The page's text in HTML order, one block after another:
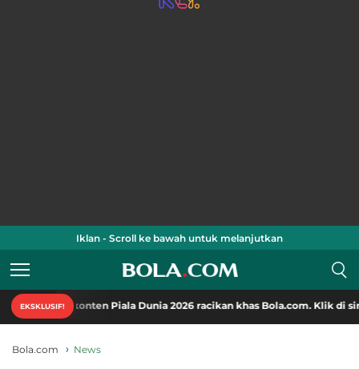
Iklan - Scroll ke bawah untuk melanjutkan
EKSKLUSIF!
Piala Dunia 2026 racikan khas Bola.com. Klik di sini!
Bola.com News